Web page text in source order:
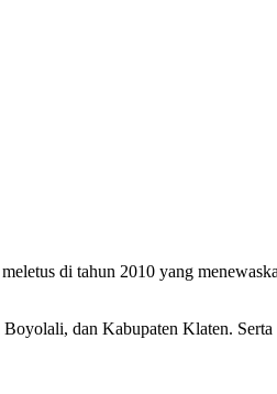
di tahun 2010 yang
dan Kabupaten Klaten. Serta